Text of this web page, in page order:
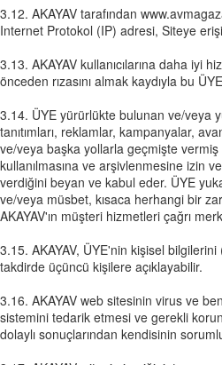
3.12. AKAYAV tarafından
Internet Protokol (IP) adresi, Siteye
3.13. AKAYAV kullanıcılarına daha iyi
önceden rızasını almak kaydıyla bu
3.14. ÜYE yürürlükte bulunan ve/veya
tanıtımları, reklamlar, kampanyalar,
ve/veya başka yollarla geçmişte vermiş
kullanılmasına ve arşivlenmesine izin
verdiğini beyan ve kabul eder. ÜYE
ve/veya müsbet, kısaca herhangi bir
AKAYAV'ın müşteri hizmetleri çağrı
3.15. AKAYAV, ÜYE'nin kişisel
takdirde üçüncü kişilere açıklayabilir.
3.16. AKAYAV web sitesinin virus ve
sistemini tedarik etmesi ve gerekli
dolaylı sonuçlarından kendisinin